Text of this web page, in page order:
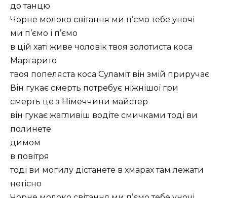
до танцю
Чорне молоко світання ми п’ємо тебе уночі
ми п’ємо і п’ємо
в цій хаті живе чоловік твоя золотиста коса
Маргарито
твоя попеляста коса Суламіт він змій приручає
Він гукає смерть потребує ніжнішої гри
смерть це з Німеччини майстер
він гукає жагливіш водіте смичками тоді ви
полинете
димом
в повітря
тоді ви могилу дістанете в хмарах там лежати
нетісно